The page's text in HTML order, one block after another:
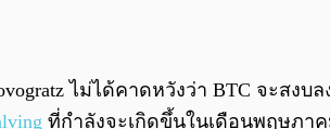
ไม่ได้คาดหวังว่า BTC จะสง
ที่กำลังจะเกิดขึ้นในเดือนพฤษภา